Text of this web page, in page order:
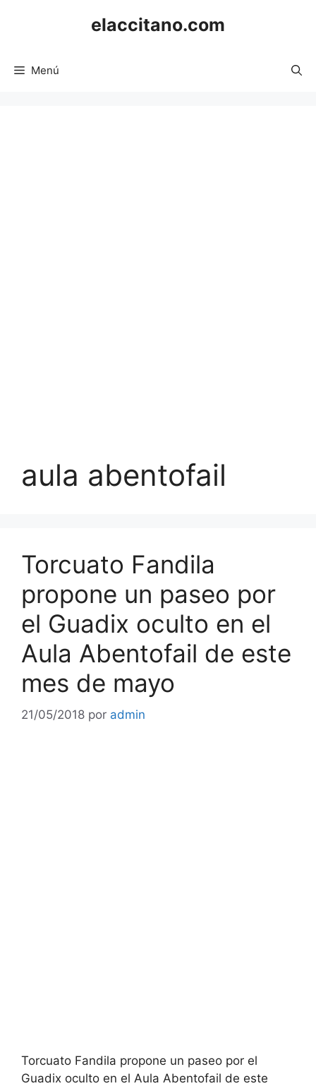
elaccitano.com
Menú
aula abentofail
Torcuato Fandila
propone un paseo por
el Guadix oculto en el
Aula Abentofail de este
mes de mayo
21/05/2018 por admin
Torcuato Fandila propone un paseo por el
Guadix oculto en el Aula Abentofail de este